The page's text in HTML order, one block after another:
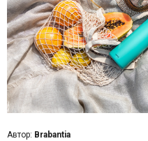
Автор: Brabantia